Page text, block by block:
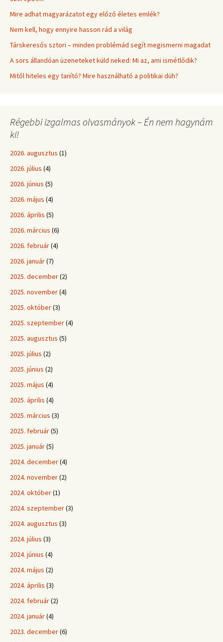
Mire adhat magyarázatot egy előző életes emlék?
Nem kell, hogy ennyire hasson rád a világ
Társkeresős sztori – minden problémád segít megismerni magadat
A sors állandóan üzeneteket küld neked: Mi az, ami ismétlődik?
Mitől hiteles egy tanító? Mire használható a politikai düh?
Régebbi izgalmas olvasmányok – Én nem hagynám
ki!
2026. augusztus (1)
2026. július (4)
2026. június (5)
2026. május (4)
2026. április (5)
2026. március (6)
2026. február(4)
2026. január(7)
2025. december(2)
2025. november(4)
2025. október(3)
2025. szeptember(4)
2025. augusztus (5)
2025. július (2)
2025. június (2)
2025. május (4)
2025. április (4)
2025. március (3)
2025. február(5)
2025. január(5)
2024. december(4)
2024. november(2)
2024. október(1)
2024. szeptember(3)
2024. augusztus (3)
2024. július (3)
2024. június (4)
2024. május (2)
2024. április (3)
2024. február(2)
2024. január(4)
2023. december(6)